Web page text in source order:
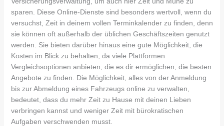
sparen. Diese Online-Dienste sind besonders wertvoll, wenn du
versuchst, Zeit in deinem vollen Terminkalender zu finden, denn
sie können oft außerhalb der üblichen Geschäftszeiten genutzt
werden. Sie bieten darüber hinaus eine gute Möglichkeit, die
Kosten im Blick zu behalten, da viele Plattformen
Vergleichsoptionen anbieten, die es dir ermöglichen, die besten
Angebote zu finden. Die Möglichkeit, alles von der Anmeldung
bis zur Abmeldung eines Fahrzeugs online zu verwalten,
bedeutet, dass du mehr Zeit zu Hause mit deinen Lieben
verbringen kannst und weniger Zeit mit bürokratischen
Aufgaben verschwenden musst.